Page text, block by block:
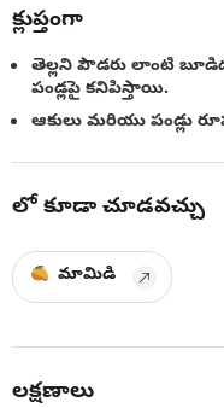
క్లుప్తంగా
తెల్లని పౌడరు లాంటి బూడిద
పండ్లపై కనిపిస్తాయి.
ఆకులు మరియు పండ్లు
లో కూడా చూడవచ్చు
మామిడి
లక్షణాలు